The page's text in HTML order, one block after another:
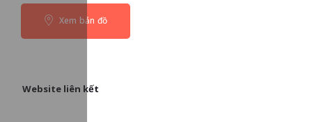
Xem bản đồ
Website liên kết